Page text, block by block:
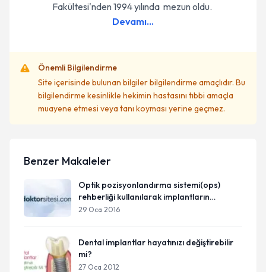
Fakültesi'nden 1994 yılında mezun oldu.
Devamı...
Önemli Bilgilendirme
Site içerisinde bulunan bilgiler bilgilendirme amaçlıdır. Bu
bilgilendirme kesinlikle hekimin hastasını tıbbi amaçla
muayene etmesi veya tanı koyması yerine geçmez.
Benzer Makaleler
Optik pozisyonlandırma sistemi(ops)
rehberliği kullanılarak implantların
yerleştirilmesi
29 Oca 2016
Dental implantlar hayatınızı değiştirebilir
mi?
27 Oca 2012